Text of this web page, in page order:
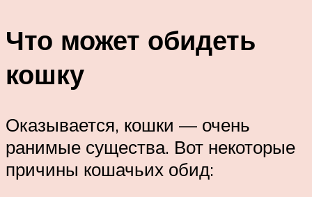
Что может обидеть
кошку
Оказывается, кошки — очень
ранимые существа. Вот некоторые
причины кошачьих обид: